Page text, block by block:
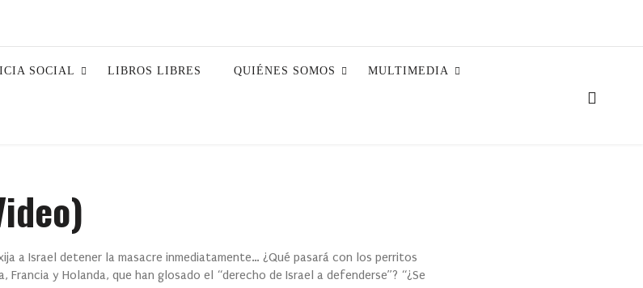
SOCIAL LIBROS LIBRES QUIÉNES SOMOS MULTIMEDIA
a Israel detener la masacre inmediatamente… ¿Qué pasará con los perritos
y Holanda, que han glosado el “derecho de Israel a defenderse”? “¿Se